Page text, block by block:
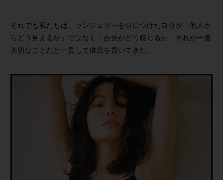
それでも私たちは、ランジェリーを身につけた自分が「他人か
らどう見えるか」ではなく「自分がどう感じるか」それが一番
大切なことだと一貫して信念を貫いてきた。